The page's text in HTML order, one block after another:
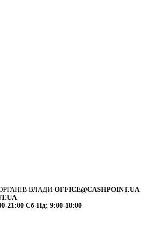
ВЛАДИ OFFICE@CASHPOINT.UA
21:00 Сб-Нд: 9:00-18:00